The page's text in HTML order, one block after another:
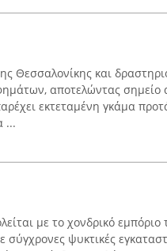
Θεσσαλονίκης και
αποτελώντας σημείο
εκτεταμένη γκάμα
...
με το χονδρικό
σύγχρονες ψυκτικές